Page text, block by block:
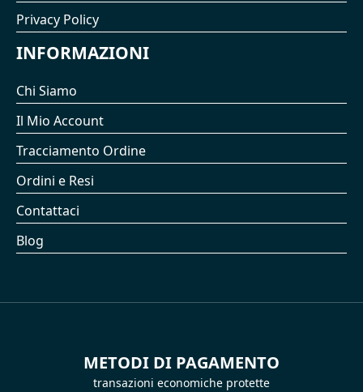
Privacy Policy
INFORMAZIONI
Chi Siamo
Il Mio Account
Tracciamento Ordine
Ordini e Resi
Contattaci
Blog
METODI DI PAGAMENTO
transazioni economiche protette